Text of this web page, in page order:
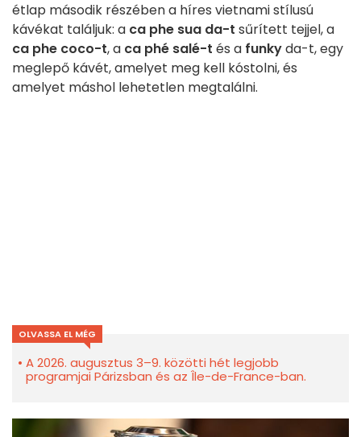
étlap második részében a híres vietnami stílusú
kávékat találjuk: a ca phe sua da-t sűrített tejjel, a
ca phe coco-t, a ca phé salé-t és a funkyda-t, egy
meglepő kávét, amelyet meg kell kóstolni, és
amelyet máshol lehetetlen megtalálni.
OLVASSA EL MÉG
A 2026. augusztus 3–9. közötti hét legjobb
programjai Párizsban és az Île-de-France-ban.